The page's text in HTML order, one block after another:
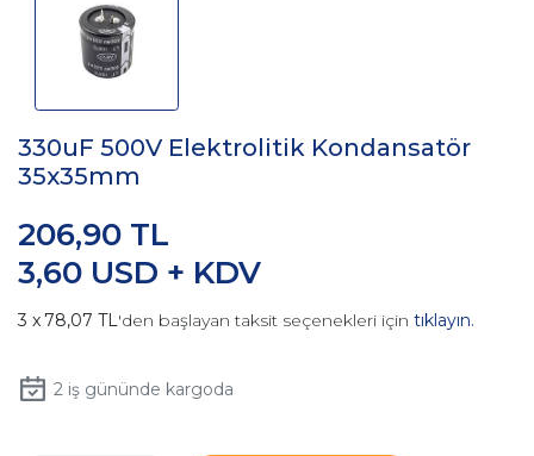
330uF 500V Elektrolitik Kondansatör
35x35mm
3,60 USD + KDV
206,90 TL
78,07 TL'den başlayan taksit seçenekleri için tıklayın.
2iş gününde kargoda